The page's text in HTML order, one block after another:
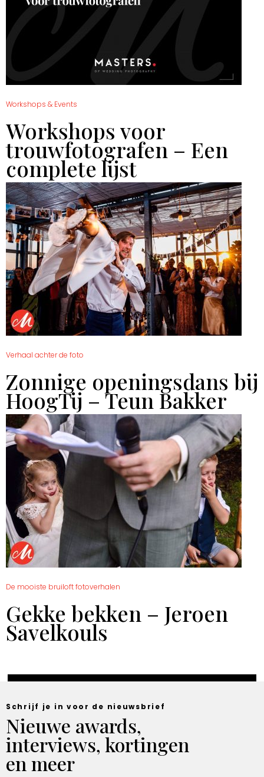
Workshops & Events
Workshops voor
trouwfotografen – Een
complete lijst
Verhaal achter de foto
Zonnige openingsdans bij
HoogTij – Teun Bakker
De mooiste bruiloft fotoverhalen
Gekke bekken – Jeroen
Savelkouls
Schrijf je in voor de nieuwsbrief
Nieuwe awards,
interviews, kortingen
en meer